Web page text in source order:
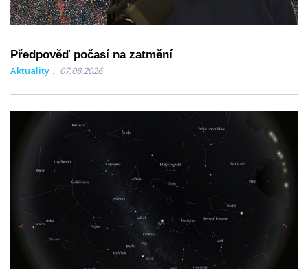
Předpověď počasí na zatmění
Aktuality 07.08.2026